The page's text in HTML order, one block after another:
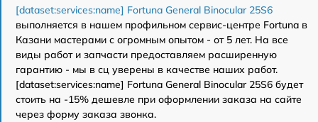
[dataset:services:name] Fortuna General Binocular 25S6
выполняется в нашем профильном сервис-центре Fortuna в
Казани мастерами с огромным опытом - от 5 лет. На все
виды работ и запчасти предоставляем расширенную
гарантию - мы в сц уверены в качестве наших работ.
[dataset:services:name] Fortuna General Binocular 25S6 будет
стоить на -15% дешевле при оформлении заказа на сайте
через форму заказа звонка.